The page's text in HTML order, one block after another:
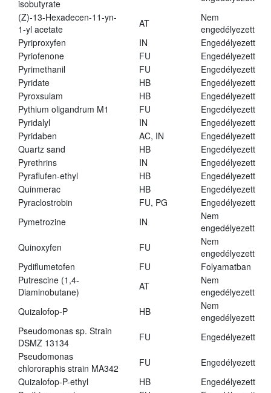
isobutyrate
(Z)-13-Hexadecen-11-yn-
1-yl acetate
AT
Nem
engedélyezett
Pyriproxyfen
IN
Engedélyezett
Pyriofenone
FU
Engedélyezett
Pyrimethanil
FU
Engedélyezett
Pyridate
HB
Engedélyezett
Pyroxsulam
HB
Engedélyezett
Pythium oligandrum M1
FU
Engedélyezett
Pyridalyl
IN
Engedélyezett
Pyridaben
AC, IN
Engedélyezett
Quartz sand
HB
Engedélyezett
Pyrethrins
IN
Engedélyezett
Pyraflufen-ethyl
HB
Engedélyezett
Quinmerac
HB
Engedélyezett
Pyraclostrobin
FU, PG
Engedélyezett
Pymetrozine
IN
Nem
engedélyezett
Quinoxyfen
FU
Nem
engedélyezett
Pydiflumetofen
FU
Folyamatban
Putrescine (1,4-
Diaminobutane)
AT
Nem
engedélyezett
Quizalofop-P
HB
Nem
engedélyezett
Pseudomonas sp. Strain
DSMZ 13134
FU
Engedélyezett
Pseudomonas
chlororaphis strain MA342
FU
Engedélyezett
Quizalofop-P-ethyl
HB
Engedélyezett